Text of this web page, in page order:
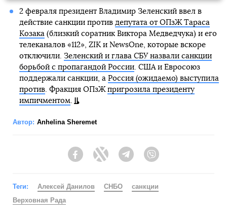
2 февраля президент Владимир Зеленский ввел в
действие санкции против депутата от ОПзЖ Тараса
Козака(близкий соратник Виктора Медведчука) и его
телеканалов «112», ZIK и NewsOne, которые вскоре
отключили. Зеленский и глава СБУ назвали санкции
борьбой с пропагандой России. США и Евросоюз
поддержали санкции, а Россия (ожидаемо) выступила
против. Фракция ОПзЖ пригрозила президенту
импичментом.
Автор: Anhelina Sheremet
FacebookTwitter Telegram
Теги: Алексей Данилов СНБО
санкции
Верховная Рада